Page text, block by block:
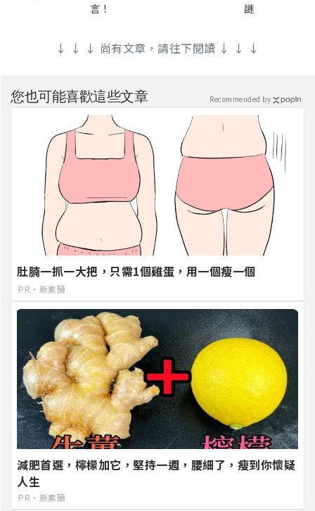
言！
謎
↓ ↓ ↓ 尚有文章，請往下閱讀 ↓ ↓ ↓
您也可能喜歡這些文章
肚腩一抓一大把，只需1個雞蛋，用一個瘦一個
PR・新素簡
減肥首選，檸檬加它，堅持一週，腰細了，瘦到你懷疑
人生
PR・新素簡
Recommended by